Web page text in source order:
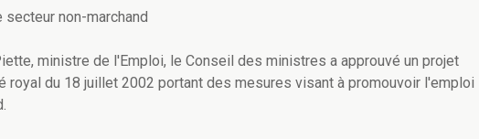
non-marchand
ministre de l'Emploi, le Conseil des ministres a approuvé un projet
royal du 18 juillet 2002 portant des mesures visant à promouvoir l'emploi